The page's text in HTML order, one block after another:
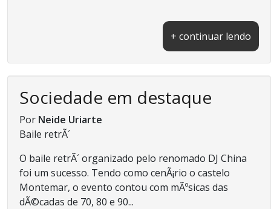
+ continuar lendo
Sociedade em destaque
Por Neide Uriarte
Baile retrÃ´
O baile retrÃ´ organizado pelo renomado DJ China
foi um sucesso. Tendo como cenÃ¡rio o castelo
Montemar, o evento contou com mÃºsicas das
dÃ©cadas de 70, 80 e 90...